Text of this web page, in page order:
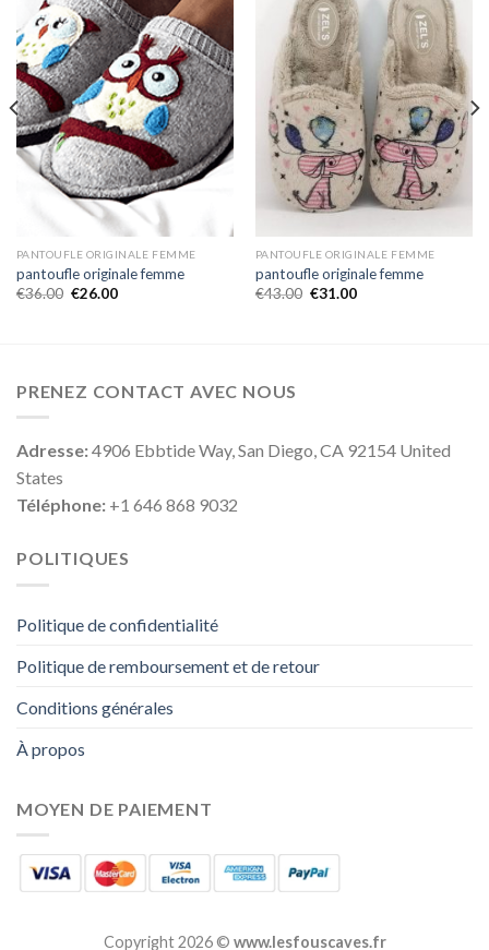
PANTOUFLE ORIGINALE FEMME
pantoufle originale femme
€36.00 €26.00
PANTOUFLE ORIGINALE FEMME
pantoufle originale femme
€43.00 €31.00
PRENEZ CONTACT AVEC NOUS
Adresse:4906 Ebbtide Way, San Diego, CA 92154 United
States
Téléphone: +1 646 868 9032
POLITIQUES
Politique de confidentialité
Politique de remboursement et de retour
Conditions générales
À propos
MOYEN DE PAIEMENT
Copyright 2026 © www.lesfouscaves.fr